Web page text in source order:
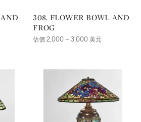
308. FLOWER BOWL AND
FROG
估價 2,000 – 3,000 美元